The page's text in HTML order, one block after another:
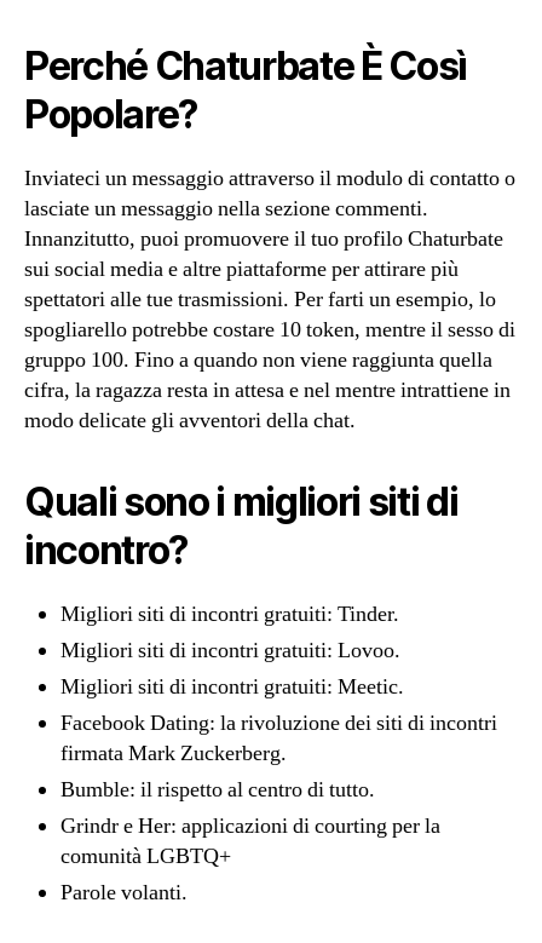
Perché Chaturbate È Così
Popolare?
Inviateci un messaggio attraverso il modulo di contatto o
lasciate un messaggio nella sezione commenti.
Innanzitutto, puoi promuovere il tuo profilo Chaturbate
sui social media e altre piattaforme per attirare più
spettatori alle tue trasmissioni. Per farti un esempio, lo
spogliarello potrebbe costare 10 token, mentre il sesso di
gruppo 100. Fino a quando non viene raggiunta quella
cifra, la ragazza resta in attesa e nel mentre intrattiene in
modo delicate gli avventori della chat.
Quali sono i migliori siti di
incontro?
Migliori siti di incontri gratuiti: Tinder.
Migliori siti di incontri gratuiti: Lovoo.
Migliori siti di incontri gratuiti: Meetic.
Facebook Dating: la rivoluzione dei siti di incontri
firmata Mark Zuckerberg.
Bumble: il rispetto al centro di tutto.
Grindr e Her: applicazioni di courting per la
comunità LGBTQ+
Parole volanti.